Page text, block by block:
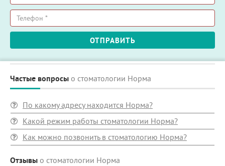
Ваше
имя
*
Телефон
ОТПРАВИТЬ
Частые вопросы о стоматологии Норма
По какому адресу находится Норма?
Какой режим работы стоматологии Норма?
Как можно позвонить в стоматологию Норма?
Отзывы о стоматологии Норма